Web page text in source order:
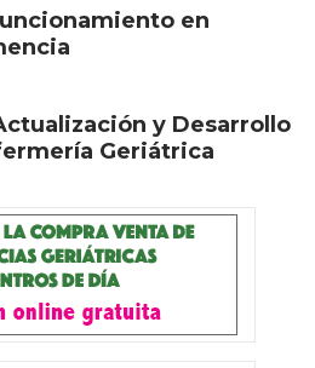
en
y Desarrollo
Geriátrica